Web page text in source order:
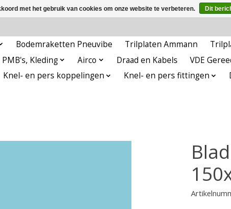
Bodemraketten Pneuvibe Trilplaten Ammann
PMB's, Kleding Airco Draad en Kabels VDE
Knel- en pers koppelingen Knel- en pers fittingen
met het gebruik van cookies om onze website te verbeteren. Dit